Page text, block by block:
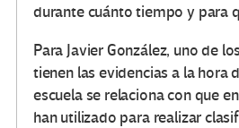
durante cuánto tiempo y para
Para Javier González, uno de
tienen las evidencias a la hora
escuela se relaciona con que
han utilizado para realizar